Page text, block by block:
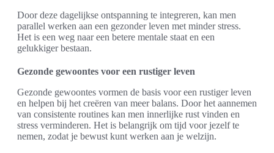
Door deze dagelijkse ontspanning te integreren, kan men
parallel werken aan een gezonder leven met minder stress.
Het is een weg naar een betere mentale staat en een
gelukkiger bestaan.
Gezonde gewoontes voor een rustiger leven
Gezonde gewoontes vormen de basis voor een rustiger leven
en helpen bij het creëren van meer balans. Door het aannemen
van consistente routines kan men innerlijke rust vinden en
stress verminderen. Het is belangrijk om tijd voor jezelf te
nemen, zodat je bewust kunt werken aan je welzijn.